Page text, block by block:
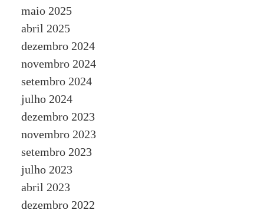
maio 2025
abril 2025
dezembro 2024
novembro 2024
setembro 2024
julho 2024
dezembro 2023
novembro 2023
setembro 2023
julho 2023
abril 2023
dezembro 2022